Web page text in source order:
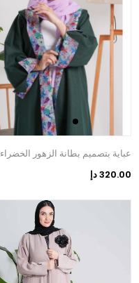
عباية بتصميم بطانة الزهور الخضراء
320.00 دإ